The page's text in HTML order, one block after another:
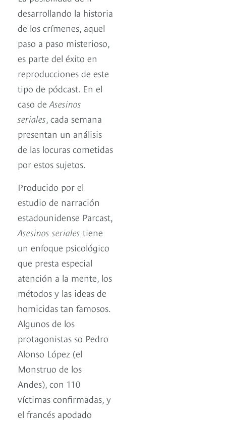
desarrollando la historia
de los crímenes, aquel
paso a paso misterioso,
es parte del éxito en
reproducciones de este
tipo de pódcast. En el
caso deAsesinos
seriales, cada semana
presentan un análisis
de las locuras cometidas
por estos sujetos.
Producido por el
estudio de narración
estadounidense Parcast,
Asesinos seriales tiene
un enfoque psicológico
que presta especial
atención a la mente, los
métodos y las ideas de
homicidas tan famosos.
Algunos de los
protagonistas so Pedro
Alonso López (el
Monstruo de los
Andes), con 110
víctimas confirmadas, y
el francés apodado